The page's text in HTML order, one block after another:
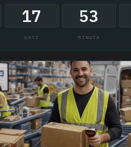
17
SATI
53
MINUTA